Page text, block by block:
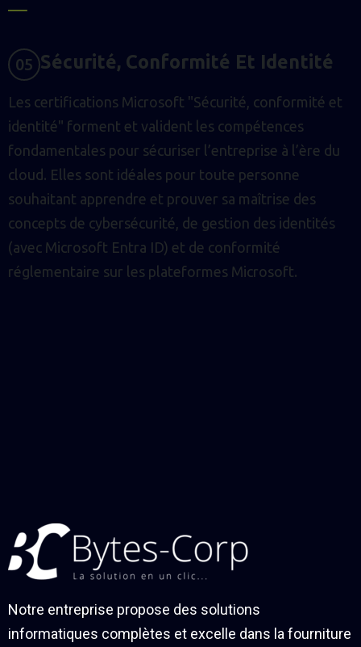
05 SÉCURITÉ, CONFORMITÉ ET IDENTITÉ
Les certifications Microsoft "Sécurité, conformité et
identité" forment et valident les compétences
fondamentales pour sécuriser l’entreprise à l’ère du
cloud. Elles sont idéales pour toute personne
souhaitant apprendre et prouver sa maîtrise des
concepts de cybersécurité, de gestion des identités
(avec Microsoft Entra ID) et de conformité
réglementaire sur les plateformes Microsoft.
Notre entreprise propose des solutions
informatiques complètes et excelle dans la fourniture